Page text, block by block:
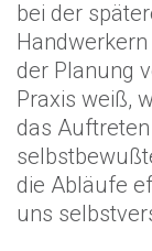
bei der
der Planung
Praxis weiß,
das
die Abläufe
uns